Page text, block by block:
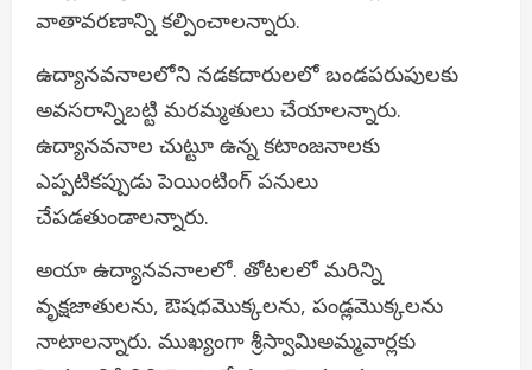
వాతావరణాన్ని కల్పించాలన్నారు.
ఉద్యానవనాలలోని నడకదారులలో బండపరుపులకు
అవసరాన్నిబట్టి మరమ్మతులు చేయాలన్నారు.
ఉద్యానవనాల చుట్టూ ఉన్న కటాంజనాలకు
ఎప్పటికప్పుడు పెయింటింగ్ పనులు
చేపడతుండాలన్నారు.
అయా ఉద్యానవనాలలో. తోటలలో మరిన్ని
వృక్షజాతులను, ఔషధమొక్కలను, పండ్లమొక్కలను
నాటాలన్నారు. ముఖ్యంగా శ్రీస్వామిఅమ్మవార్లకు